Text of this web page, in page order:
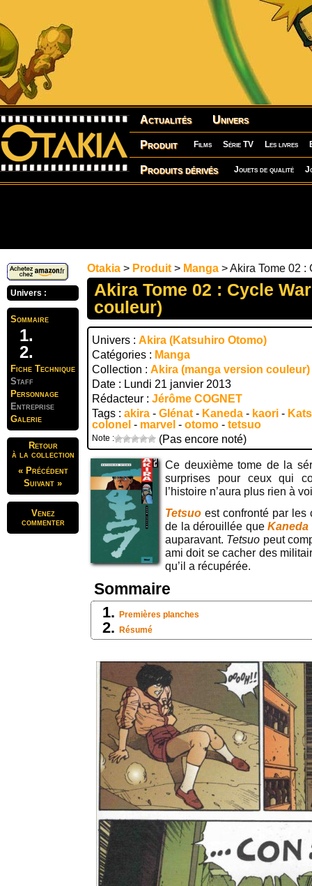
Actualités Univers
Produit Films Série TV Les livres
Produits dérivés Jouets de qualité
Univers :
Sommaire
Fiche Technique
Staff
Personnage
Entreprise
Galerie
Retour
à la collection
« Précédent
Suivant »
Venez
commenter
Otakia > Produit > Manga > Akira Tome 02 :
Akira Tome 02 : Cycle
couleur)
Univers : Akira (Katsuhiro Otomo)
Catégories : Manga
Collection : Akira (manga version couleur)
Date : Lundi 21 janvier 2013
Rédacteur : Jérôme COGNET
Tags : akira - Glénat - Kaneda - kaori -
colonel - marvel - otomo - tetsuo
Note : (Pas encore noté)
Ce deuxième tome de la
surprises pour ceux qui
l’histoire n’aura plus rien à
Tetsuo est confronté par les
de la dérouillée queKaneda
auparavant. Tetsuo peut
ami doit se cacher des
qu’il a récupérée.
Sommaire
Premières planches
Résumé